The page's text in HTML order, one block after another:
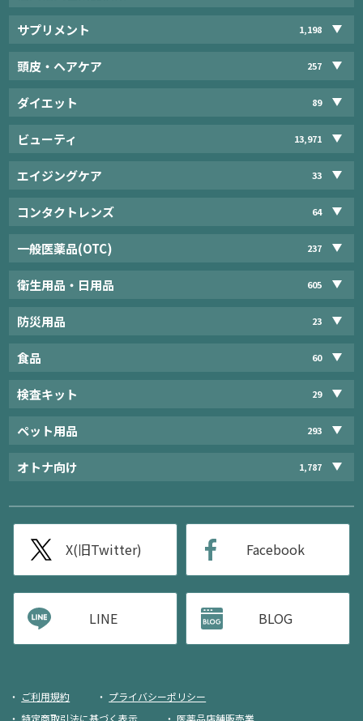
サプリメント 1,198
頭皮・ヘアケア 257
ダイエット 89
ビューティ 13,971
エイジングケア 33
コンタクトレンズ 64
一般医薬品(OTC) 237
衛生用品・日用品 605
防災用品 23
食品 60
検査キット 29
ペット用品 293
オトナ向け 1,787
X(旧Twitter) Facebook
LINE BLOG
ご利用規約
プライバシーポリシー
特定商取引法に基づく表示
医薬品店舗販売業